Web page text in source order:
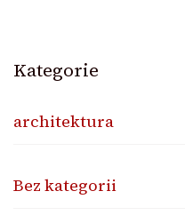
Kategorie
architektura
Bez kategorii